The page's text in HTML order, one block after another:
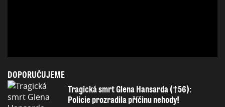
DOPORUČUJEME
Tragická smrt Glena Hansarda (†56):
Policie prozradila příčinu nehody!